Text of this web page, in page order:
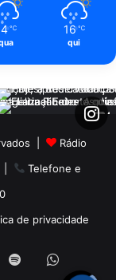
℃ 16 ℃
qui
|
Rádio
Telefone e
de privacidade
Spotify